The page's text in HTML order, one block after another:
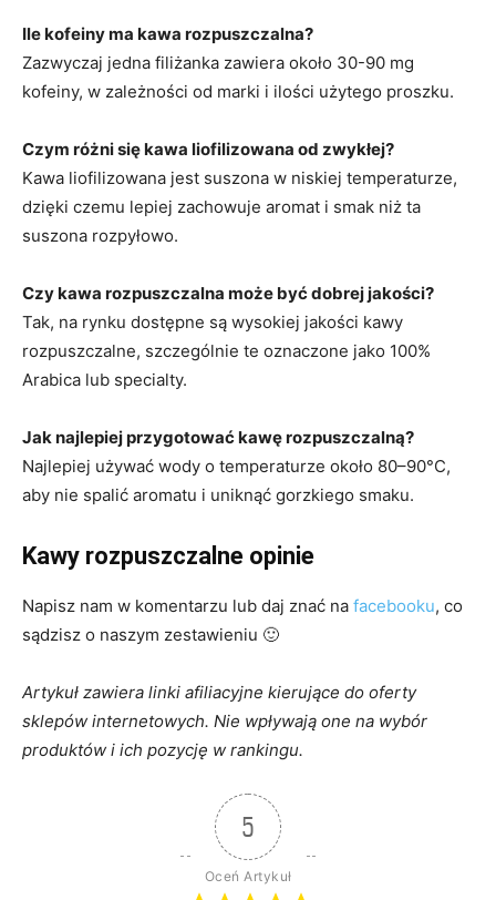
Ile kofeiny ma kawa rozpuszczalna?
Zazwyczaj jedna filiżanka zawiera około 30-90 mg
kofeiny, w zależności od marki i ilości użytego proszku.
Czym różni się kawa liofilizowana od zwykłej?
Kawa liofilizowana jest suszona w niskiej temperaturze,
dzięki czemu lepiej zachowuje aromat i smak niż ta
suszona rozpyłowo.
Czy kawa rozpuszczalna może być dobrej jakości?
Tak, na rynku dostępne są wysokiej jakości kawy
rozpuszczalne, szczególnie te oznaczone jako 100%
Arabica lub specialty.
Jak najlepiej przygotować kawę rozpuszczalną?
Najlepiej używać wody o temperaturze około 80–90°C,
aby nie spalić aromatu i uniknąć gorzkiego smaku.
Kawy rozpuszczalne opinie
Napisz nam w komentarzu lub daj znać na facebooku, co
sądzisz o naszym zestawieniu 🙂
Artykuł zawiera linki afiliacyjne kierujące do oferty
sklepów internetowych. Nie wpływają one na wybór
produktów i ich pozycję w rankingu.
5
Oceń Artykuł